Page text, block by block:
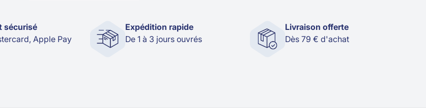
sécurisé
Apple Pay
Expédition rapide
De 1 à 3 jours ouvrés
Livraison offerte
Dès 79 € d'achat